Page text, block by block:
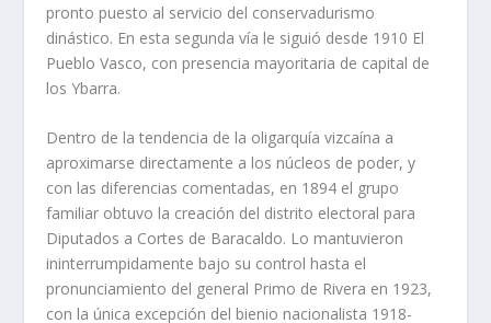
pronto puesto al servicio del conservadurismo
dinástico. En esta segunda ví­a le siguió desde 1910 El
Pueblo Vasco, con presencia mayoritaria de capital de
los Ybarra.
Dentro de la tendencia de la oligarquí­a vizcaí­na a
aproximarse directamente a los núcleos de poder, y
con las diferencias comentadas, en 1894 el grupo
familiar obtuvo la creación del distrito electoral para
Diputados a Cortes de Baracaldo. Lo mantuvieron
ininterrumpidamente bajo su control hasta el
pronunciamiento del general Primo de Rivera en 1923,
con la única excepción del bienio nacionalista 1918-